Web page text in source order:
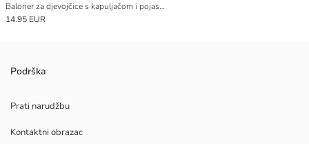
Baloner za djevojčice s kapuljačom i pojasom
14.95 EUR
Podrška
Prati narudžbu
Kontaktni obrazac